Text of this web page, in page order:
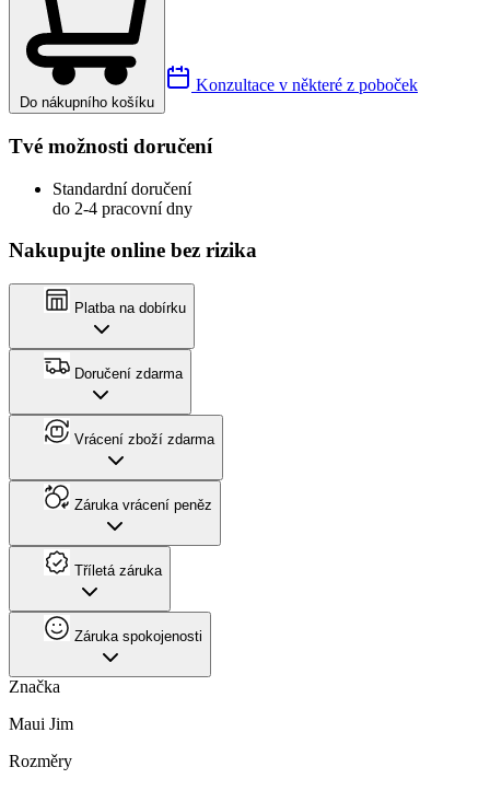
Do nákupního košíku
Konzultace v některé z poboček
Tvé možnosti doručení
Standardní doručení
do 2-4 pracovní dny
Nakupujte online bez rizika
Platba na dobírku
Doručení zdarma
Vrácení zboží zdarma
Záruka vrácení peněz
Tříletá záruka
Záruka spokojenosti
Značka
Maui Jim
Rozměry